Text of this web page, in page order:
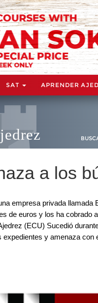
SAT APRENDER
a los
empresa privada
de euros y los ha cobrado
(ECU) Sucedió
expedientes y amenaza con